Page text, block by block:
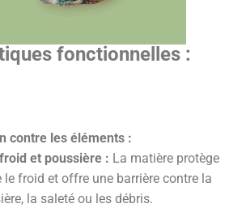
fonctionnelles :
contre les éléments :
et poussière : La matière protège
le froid et offre une barrière contre la
la saleté ou les débris.